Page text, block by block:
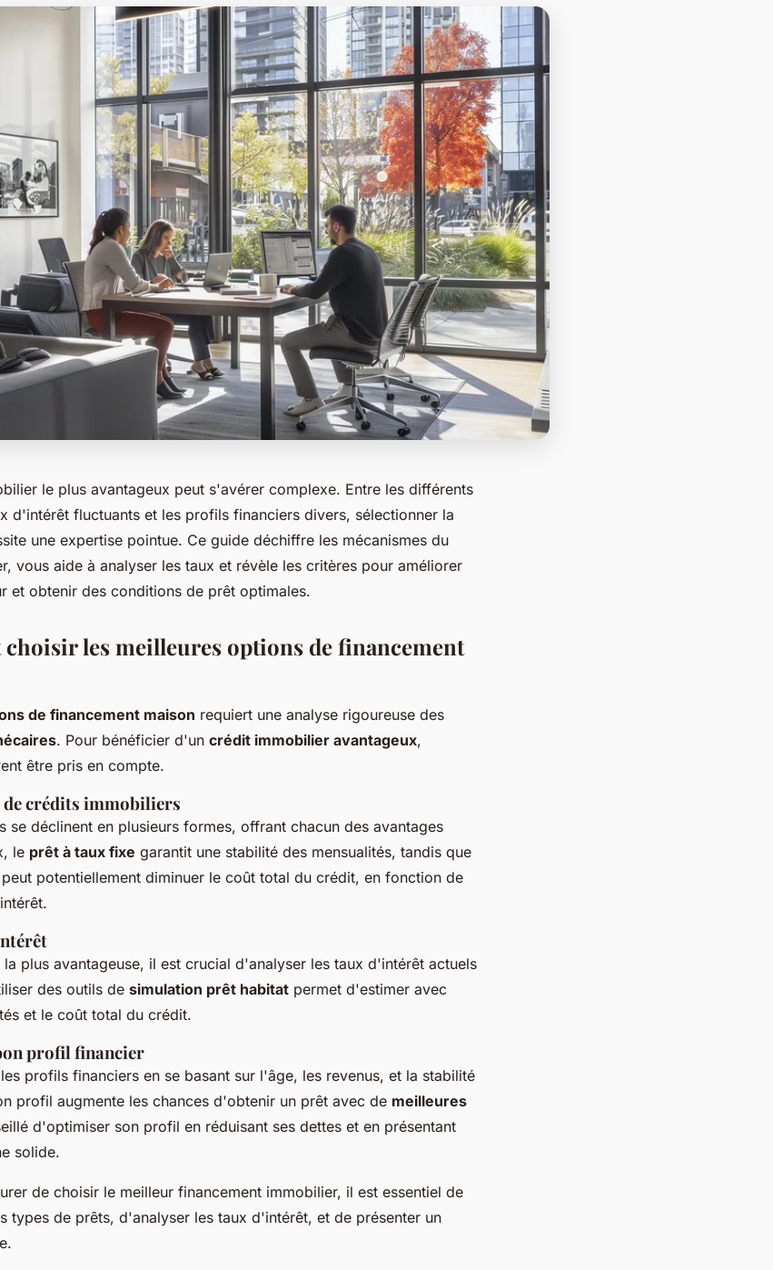
le plus avantageux peut s'avérer complexe. Entre les différents
d'intérêt fluctuants et les profils financiers divers, sélectionner la
une expertise pointue. Ce guide déchiffre les mécanismes du
vous aide à analyser les taux et révèle les critères pour améliorer
et obtenir des conditions de prêt optimales.
les meilleures options de financement
de financement maison requiert une analyse rigoureuse des
. Pour bénéficier d'un crédit immobilier avantageux,
être pris en compte.
de crédits immobiliers
se déclinent en plusieurs formes, offrant chacun des avantages
le prêt à taux fixe garantit une stabilité des mensualités, tandis que
potentiellement diminuer le coût total du crédit, en fonction de
plus avantageuse, il est crucial d'analyser les taux d'intérêt actuels
des outils de simulation prêt habitat permet d'estimer avec
et le coût total du crédit.
profil financier
profils financiers en se basant sur l'âge, les revenus, et la stabilité
profil augmente les chances d'obtenir un prêt avec de meilleures
d'optimiser son profil en réduisant ses dettes et en présentant
solide.
de choisir le meilleur financement immobilier, il est essentiel de
types de prêts, d'analyser les taux d'intérêt, et de présenter un